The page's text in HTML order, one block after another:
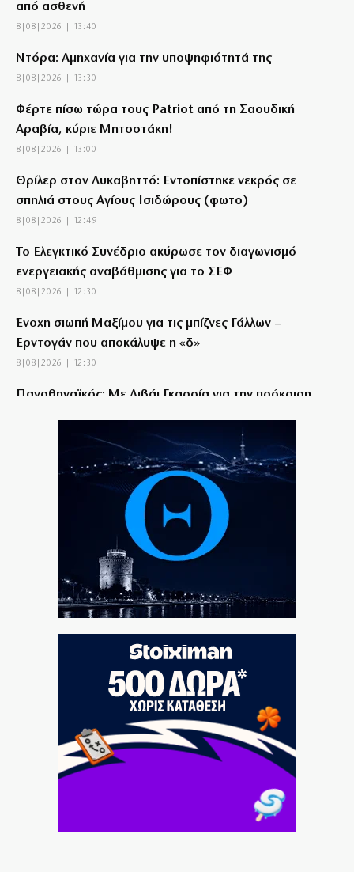
από ασθενή
8|08|2026 | 13:40
Ντόρα: Αμηχανία για την υποψηφιότητά της
8|08|2026 | 13:30
Φέρτε πίσω τώρα τους Patriot από τη Σαουδική
Αραβία, κύριε Μητσοτάκη!
8|08|2026 | 13:00
Θρίλερ στον Λυκαβηττό: Εντοπίστηκε νεκρός σε
σπηλιά στους Αγίους Ισιδώρους (φωτο)
8|08|2026 | 12:49
Το Ελεγκτικό Συνέδριο ακύρωσε τον διαγωνισμό
ενεργειακής αναβάθμισης για το ΣΕΦ
8|08|2026 | 12:30
Ένοχη σιωπή Μαξίμου για τις μπίζνες Γάλλων –
Ερντογάν που αποκάλυψε η «δ»
8|08|2026 | 12:30
Παναθηναϊκός: Με Λιβάι Γκαρσία για την πρόκριση
8|08|2026 | 12:05
Σταύρος Παπασταύρου: Η πιο σκανδαλώδης από
όλες τις αποστολές του
Τουρκική πρόκληση: Αμφισβητούν την κυριαρχία των
8|08|2026 | 11:45
Ηλιόπουλος σε Μάγερ: «Βλέπω το βλέμμα της τίγρης
Ο Μητσοτάκης έπιασε πάτο με το… σπαθί του!
Χαρδαλιάς: Μπλόκο σε ανεμογεννήτριες στις καμένες
8|08|2026 | 11:15
Ο Ολυμπιακός αρχίζει συνεργασία με τον Ζοφρέ